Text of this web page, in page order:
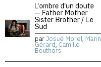
L’ombre d’un doute
— Father Mother
Sister Brother / Le
Sud
parJosué Morel, Marin
Gérard, Camille
Bouthors